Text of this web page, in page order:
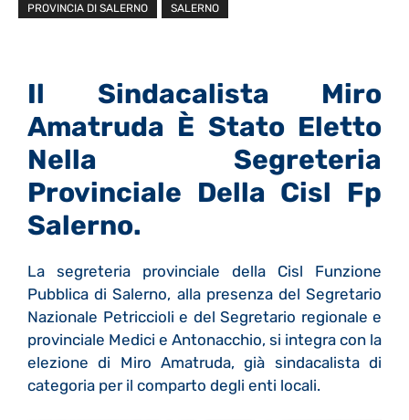
PROVINCIA DI SALERNO
SALERNO
Il Sindacalista Miro
Amatruda È Stato Eletto
Nella Segreteria
Provinciale Della Cisl Fp
Salerno.
La segreteria provinciale della Cisl Funzione
Pubblica di Salerno, alla presenza del Segretario
Nazionale Petriccioli e del Segretario regionale e
provinciale Medici e Antonacchio, si integra con la
elezione di Miro Amatruda, già sindacalista di
categoria per il comparto degli enti locali.